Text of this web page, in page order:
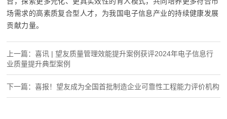
场需求的高素质复合型人才，为我国电子信息产业的持续健康发展
贡献力量。
上一篇：喜讯 | 望友质量管理效能提升案例获评2024年电子信息行
业质量提升典型案例
下一篇：喜报！望友成为全国首批制造企业可靠性工程能力评价机构